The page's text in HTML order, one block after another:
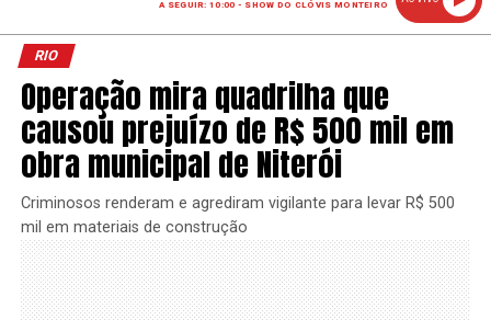
A SEGUIR: 10:00 - SHOW DO CLÓVIS MONTEIRO
RIO
Operação mira quadrilha que
causou prejuízo de R$ 500 mil em
obra municipal de Niterói
Criminosos renderam e agrediram vigilante para levar R$ 500
mil em materiais de construção